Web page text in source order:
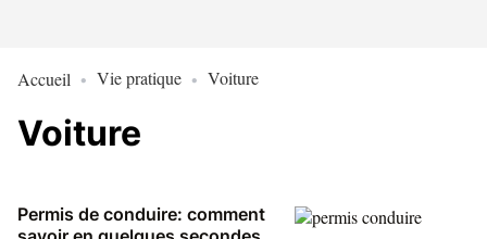
Accueil Vie pratique Voiture
Voiture
Permis de conduire: comment